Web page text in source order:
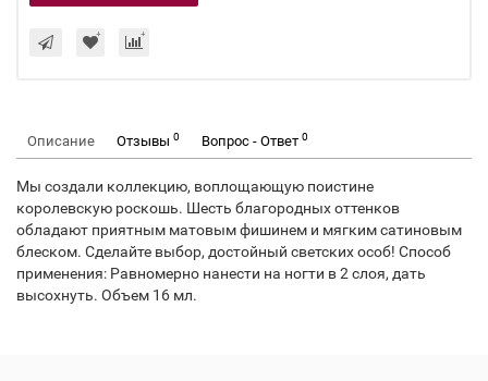
Описание Отзывы 0 Вопрос - Ответ 0
Мы создали коллекцию, воплощающую поистине
королевскую роскошь. Шесть благородных оттенков
обладают приятным матовым фишинем и мягким сатиновым
блеском. Сделайте выбор, достойный светских особ! Способ
применения: Равномерно нанести на ногти в 2 слоя, дать
высохнуть. Объем 16 мл.